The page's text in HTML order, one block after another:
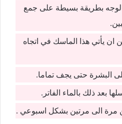
بطريقة بسيطة على جمع
ان يأتي هذا الماسك في اتجاه
البشرة حتى يجف تماما.
بعد ذلك بالماء الفاتر.
مرة الى مرتين بشكل اسبوعي .